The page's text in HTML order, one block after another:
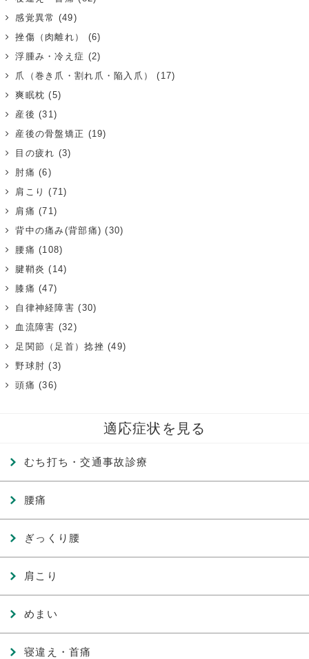
感覚異常 (49)
挫傷（肉離れ）
(6)
浮腫み・冷え症 (2)
爪（巻き爪・割れ爪・陥入爪）
(17)
爽眠枕 (5)
産後 (31)
産後の骨盤矯正 (19)
目の疲れ (3)
肘痛 (6)
肩こり (71)
肩痛 (71)
背中の痛み(背部痛) (30)
腰痛 (108)
腱鞘炎 (14)
膝痛 (47)
自律神経障害 (30)
血流障害 (32)
足関節（足首）捻挫 (49)
野球肘 (3)
頭痛 (36)
適応症状を見る
むち打ち・交通事故診療
腰痛
ぎっくり腰
肩こり
めまい
寝違え・首痛